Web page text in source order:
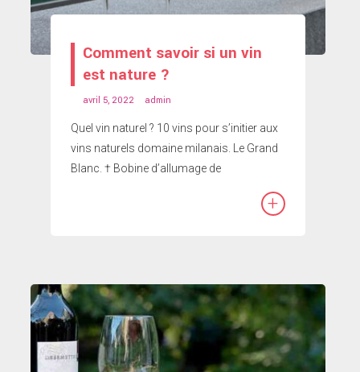
Comment savoir si un vin
est nature ?
avril 5, 2022 admin
Quel vin naturel ? 10 vins pour s’initier aux
vins naturels domaine milanais. Le Grand
Blanc. † Bobine d’allumage de
+